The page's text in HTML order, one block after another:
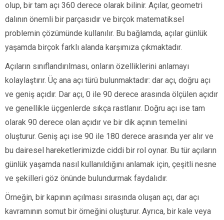
olup, bir tam açı 360 derece olarak bilinir. Açılar, geometri
dalının önemli bir parçasıdır ve birçok matematiksel
problemin çözümünde kullanılır. Bu bağlamda, açılar günlük
yaşamda birçok farklı alanda karşımıza çıkmaktadır.
Açıların sınıflandırılması, onların özelliklerini anlamayı
kolaylaştırır. Üç ana açı türü bulunmaktadır: dar açı, doğru açı
ve geniş açıdır. Dar açı, 0 ile 90 derece arasında ölçülen açıdır
ve genellikle üçgenlerde sıkça rastlanır. Doğru açı ise tam
olarak 90 derece olan açıdır ve bir dik açının temelini
oluşturur. Geniş açı ise 90 ile 180 derece arasında yer alır ve
bu dairesel hareketlerimizde ciddi bir rol oynar. Bu tür açıların
günlük yaşamda nasıl kullanıldığını anlamak için, çeşitli nesne
ve şekilleri göz önünde bulundurmak faydalıdır.
Örneğin, bir kapının açılması sırasında oluşan açı, dar açı
kavramının somut bir örneğini oluşturur. Ayrıca, bir kale veya